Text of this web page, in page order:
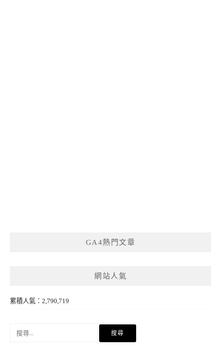
GA4熱門文章
網站人氣
累積人氣：2,790,719